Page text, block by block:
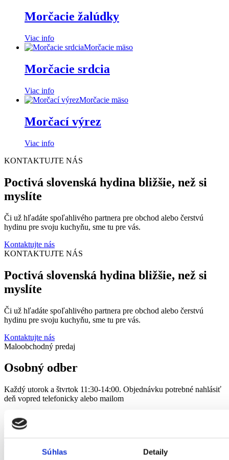
Súhlas Detaily
Morčacie žalúdky
Viac info
Morčacie mäso
Morčacie srdcia
Viac info
Morčacie mäso
Morčací výrez
Viac info
KONTAKTUJTE NÁS
Poctivá slovenská hydina bližšie, než si
myslíte
Či už hľadáte spoľahlivého partnera pre obchod alebo čerstvú
hydinu pre svoju kuchyňu, sme tu pre vás.
Kontaktujte nás
KONTAKTUJTE NÁS
Poctivá slovenská hydina bližšie, než si
myslíte
Či už hľadáte spoľahlivého partnera pre obchod alebo čerstvú
hydinu pre svoju kuchyňu, sme tu pre vás.
Kontaktujte nás
Maloobchodný predaj
Osobný odber
Každý utorok a štvrtok 11:30-14:00. Objednávku potrebné nahlásiť
deň vopred telefonicky alebo mailom
Kontaktujte nás
objednavky@hydinakubus.sk